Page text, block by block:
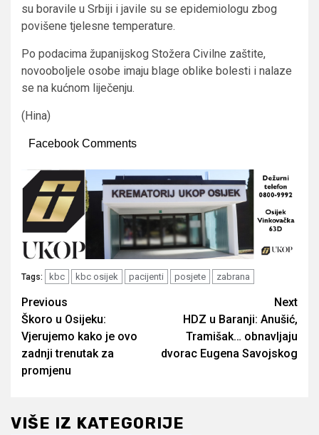
su boravile u Srbiji i javile su se epidemiologu zbog
povišene tjelesne temperature.
Po podacima županijskog Stožera Civilne zaštite,
novooboljele osobe imaju blage oblike bolesti i nalaze
se na kućnom liječenju.
(Hina)
Facebook Comments
Tags: kbc kbc osijek pacijenti posjete zabrana
Post
navigation
Previous
Škoro u Osijeku:
Vjerujemo kako je ovo
zadnji trenutak za
promjenu
Next
HDZ u Baranji: Anušić,
Tramišak… obnavljaju
dvorac Eugena Savojskog
VIŠE IZ KATEGORIJE